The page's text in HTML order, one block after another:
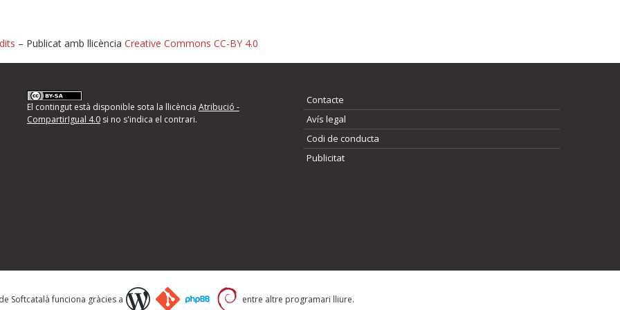
d'errors
següents i descriviu quina és la millora que
– Publicat amb llicència Creative Commons CC-BY 4.0
El contingut està disponible sota la llicència Atribució -
CompartirIgual 4.0si no s'indica el contrari.
Contacte
Avís legal
Codi de conducta
Publicitat
Softcatalà funciona gràcies a entre altre programari lliure.